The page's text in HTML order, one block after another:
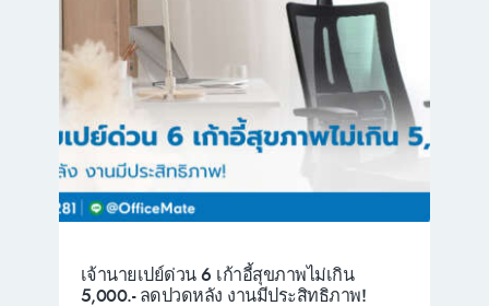
เจ้านายเปย์ด่วน 6 เก้าอี้สุขภาพไม่เกิน
5,000.- ลดปวดหลัง งานมีประสิทธิภาพ!